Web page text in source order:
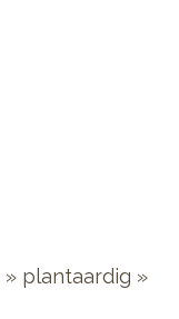
» plantaardig »